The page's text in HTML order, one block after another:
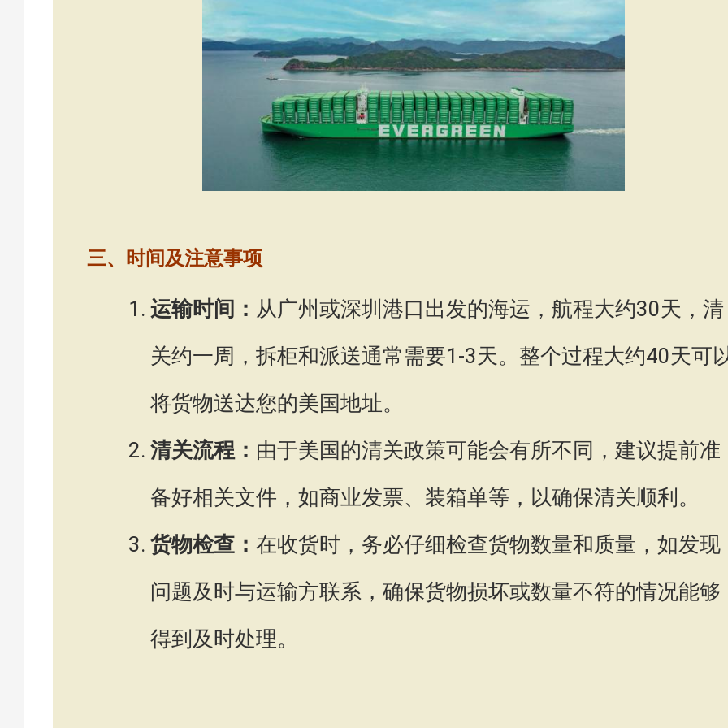
三、时间及注意事项
运输时间： 从广州或深圳港口出发的海运，航程大约30天，清
关约一周，拆柜和派送通常需要1-3天。整个过程大约40天可
将货物送达您的美国地址。
清关流程： 由于美国的清关政策可能会有所不同，建议提前准
备好相关文件，如商业发票、装箱单等，以确保清关顺利。
货物检查： 在收货时，务必仔细检查货物数量和质量，如发现
问题及时与运输方联系，确保货物损坏或数量不符的情况能够
得到及时处理。